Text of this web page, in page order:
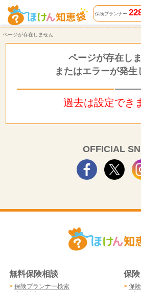
ページが存在しません | ほけん知恵袋
保険プランナー
ページが存在しません
ページが存在し
またはエラーが発生
過去は設定でき
OFFICIAL
無料保険相談
> 保険プランナー検索
保
> 保